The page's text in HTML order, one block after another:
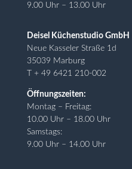
9.00 Uhr – 13.00 Uhr
Deisel Küchenstudio GmbH
Neue Kasseler Straße 1d
35039 Marburg
T + 49 6421 210-002
Öffnungszeiten:
Montag – Freitag:
10.00 Uhr – 18.00 Uhr
Samstags:
9.00 Uhr – 14.00 Uhr